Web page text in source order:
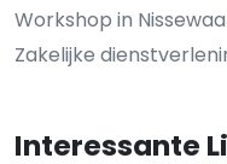
Workshop in
Zakelijke
Interessante